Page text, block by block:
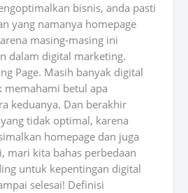
bisnis, anda pasti
yang namanya homepage
masing-masing ini
dalam digital marketing.
Page. Masih banyak digital
memahami betul apa
keduanya. Dan berakhir
tidak optimal, karena
homepage dan juga
mari kita bahas perbedaan
untuk kepentingan digital
selesai! Definisi